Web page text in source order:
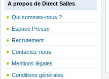
A propos de Direct Salles
Qui sommes-nous ?
Espace Presse
Recrutement
Contactez-nous
Mentions légales
Conditions générales